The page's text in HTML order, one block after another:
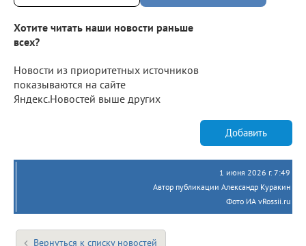
Хотите читать наши новости раньше
всех?
Новости из приоритетных источников
показываются на сайте
Яндекс.Новостей выше других
Добавить
1 июня 2026 г. 7:49
Автор публикации Александр Куракин
Фото ИА vRossii.ru
Вернуться к списку новостей